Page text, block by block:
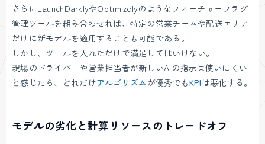
さらにLaunchDarklyやOptimizelyのようなフィーチャーフラグ
管理ツールを組み合わせれば、特定の営業チームや配送エリア
だけに新モデルを適用することも可能である。
しかし、ツールを入れただけで満足してはいけない。
現場のドライバーや営業担当者が新しいAIの指示は使いにくい
と感じたら、どれだけアルゴリズムが優秀でもKPI は悪化する。
モデルの劣化と計算リソースのトレードオフ